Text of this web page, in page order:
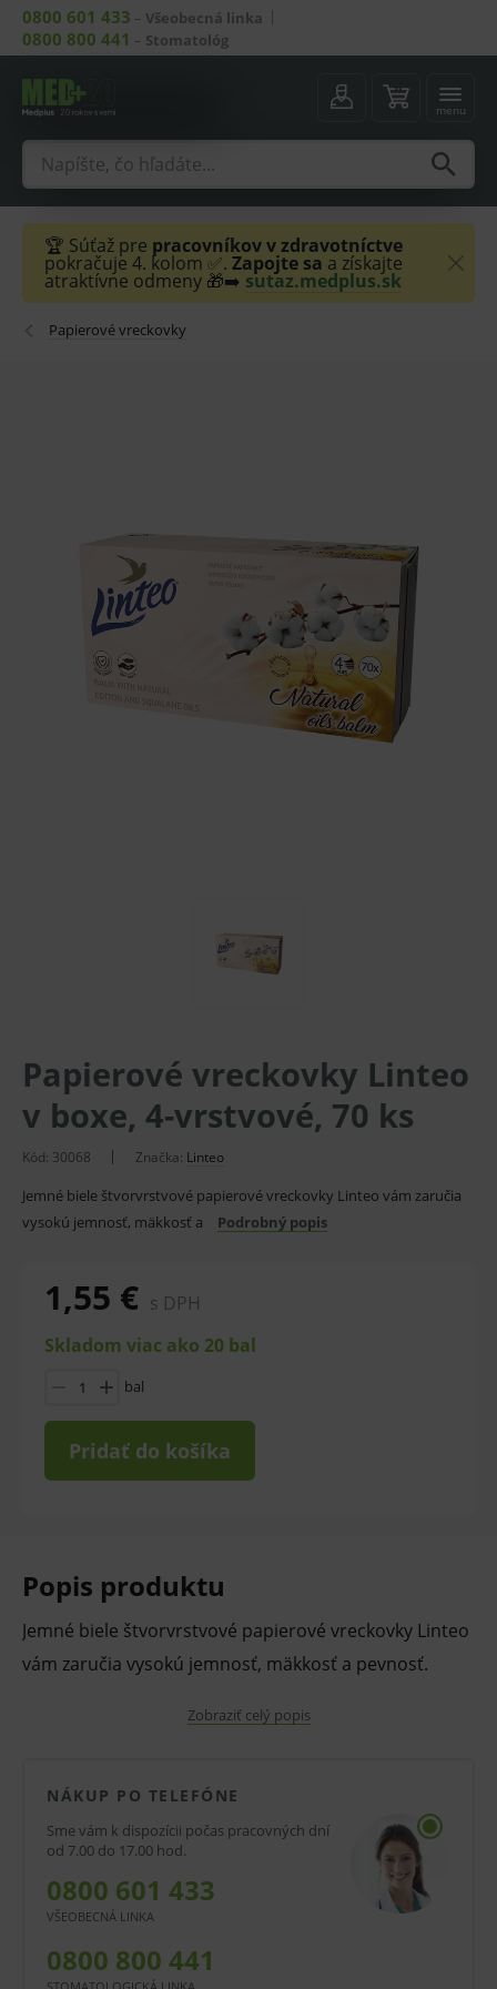
0800 601 433 – Všeobecná linka
0800 800 441 – Stomatológ
menu
🏆 Súťaž pre pracovníkov v zdravotníctve
pokračuje 4. kolom ✅. Zapojte sa a získajte
atraktívne odmeny 🎁➡️ sutaz.medplus.sk
Papierové vreckovky
Papierové vreckovky Linteo
v boxe, 4-vrstvové, 70 ks
Kód: 30068 Značka: Linteo
Jemné biele štvorvrstvové papierové vreckovky Linteo vám zaručia
vysokú jemnosť, mäkkosť a
Podrobný popis
1,55 € s DPH
Skladom viac ako 20 bal
bal
Pridať do košíka
Popis produktu
Jemné biele štvorvrstvové papierové vreckovky Linteo
vám zaručia vysokú jemnosť, mäkkosť a pevnosť.
Tieto papierové vreckovky sú vyrobené zo 100 %
oleja a skvalanu.
V krabičke, ktorá je s povrchovou úpravou SOFT
TOUCH je 70 ks.
4 vrstvy
Zobraziť celý popis
NÁKUP PO TELEFÓNE
Sme vám k dispozícii počas pracovných dní
od 7.00 do 17.00 hod.
0800 601 433
VŠEOBECNÁ LINKA
0800 800 441